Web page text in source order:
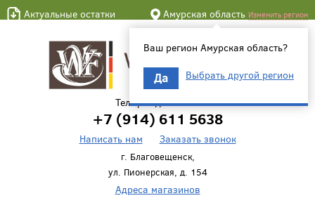
Актуальные остатки Амурская область Изменить регион
Ваш регион Амурская область?
Да Выбрать другой регион
Телефон для связи
+7 (914) 611 5638
Написать нам Заказать звонок
г. Благовещенск,
ул. Пионерская, д. 154
Адреса магазинов